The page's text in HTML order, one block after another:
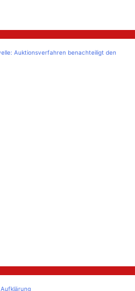
Auktionsverfahren benachteiligt den